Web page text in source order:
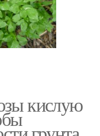
кислую